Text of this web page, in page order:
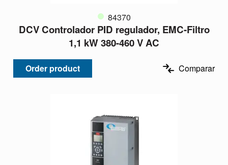
84370
DCV Controlador PID regulador, EMC-Filtro
1,1 kW 380-460 V AC
Order product Comparar